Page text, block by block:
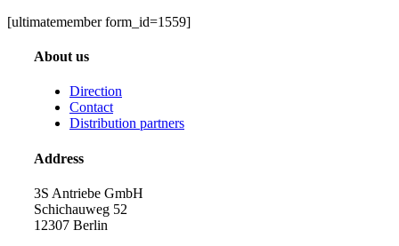
[ultimatemember form_id=1559]
About us
Direction
Contact
Distribution partners
Address
3S Antriebe GmbH
Schichauweg 52
12307 Berlin